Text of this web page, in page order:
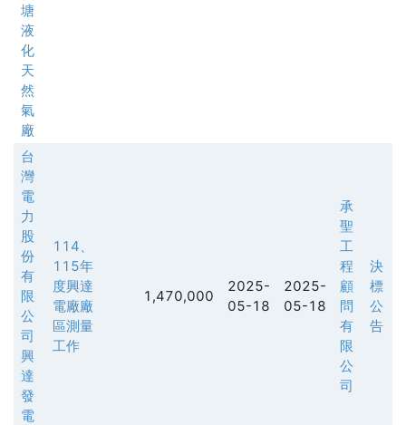
塘
液
化
天
然
氣
廠
台
灣
電
力
股
份
有
限
公
司
興
達
發
電
114、
115年
度興達
電廠廠
區測量
工作
1,470,000
2025-
05-18
2025-
05-18
承
聖
工
程
顧
問
有
限
公
司
決
標
公
告